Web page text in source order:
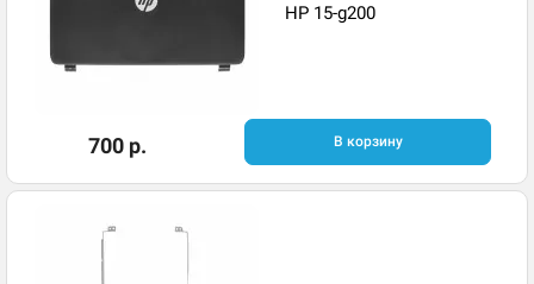
HP 15-g200
700 р. В корзину